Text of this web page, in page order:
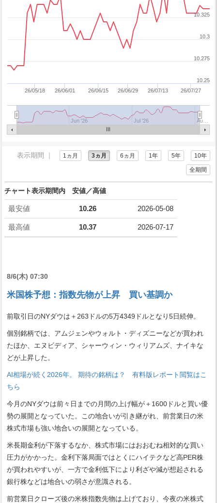
26/05/18 26/06/01 26/06/15 26/06/29 26/07/13 26/07/27
Jun '26 Jul '26 Au…
10.25
10.275
10.3
10.325
表示期間 ｜ 1ヵ月 3ヵ月 6ヵ月 1年 5年 10年
全期間
チャート表示期間内 安値／高値
最安値 10.26 2026-05-08
最高値 10.37 2026-07-17
8/6(木) 07:30
米国株予想：指数先物が上昇 買い基調か
前取引日のNYダウは＋263ドルの5万4349ドルとなり5日続伸。
個別銘柄では、アムジェンやウォルト・ディズニーなどが買われ
たほか、エヌビディア、シャーウィン・ウィリアムズ、ナイキな
どが上昇した。
AI相場が続く2026年。 期待の銘柄は？ 有料版レポート閲覧はこ
ちら
今月のNYダウは前々日までの月間の上げ幅が＋1600ドルと買い優
勢の展開となっていた。この地合いが引き継がれ、前営業日の米
株式市場も強い地合いの展開となっている。
米長期金利が下落するなか、株式市場にはおおむね相対的な買い
圧力がかかった。金利下落局面ではとくにハイテクなど高PER株
が買われやすいが、一方で金利低下により利ざや減が想起される
銀行株などは地合いの弱さが意識される。
前営業日クローズ後の米株指数先物は上げており、今夜の米株式